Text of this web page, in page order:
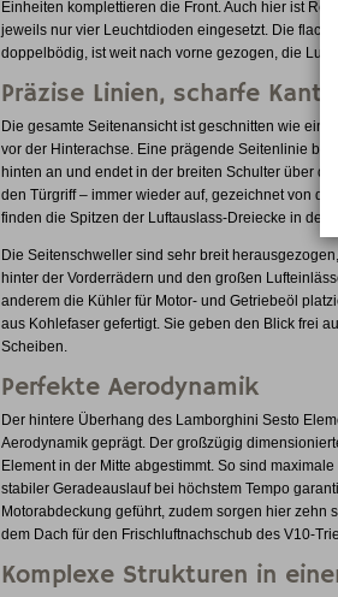
Einheiten komplettieren die Front. Auch hier ist
jeweils nur vier Leuchtdioden eingesetzt. Die
doppelbödig, ist weit nach vorne gezogen, die
Präzise Linien, scharfe Kanten
Die gesamte Seitenansicht ist geschnitten wie ein
vor der Hinterachse. Eine prägende Seitenlinie
hinten an und endet in der breiten Schulter über
den Türgriff – immer wieder auf, gezeichnet von
finden die Spitzen der Luftauslass-Dreiecke in der
Die Seitenschweller sind sehr breit
hinter der Vorderrädern und den großen
anderem die Kühler für Motor- und Getriebeöl
aus Kohlefaser gefertigt. Sie geben den Blick frei
Scheiben.
Perfekte Aerodynamik
Der hintere Überhang des Lamborghini Sesto
Aerodynamik geprägt. Der großzügig
Element in der Mitte abgestimmt. So sind
stabiler Geradeauslauf bei höchstem Tempo
Motorabdeckung geführt, zudem sorgen hier zehn
dem Dach für den Frischluftnachschub des V10-
Komplexe Strukturen in